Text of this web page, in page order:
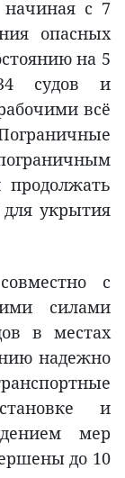
начиная с 7
опасных
на 5
судов и
всё
продолжать
укрытия
с
силами
в местах
надежно
и
мер
до 10